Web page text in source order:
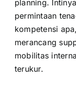
planning.
permintaan
kompetensi
merancang
mobilitas
terukur.